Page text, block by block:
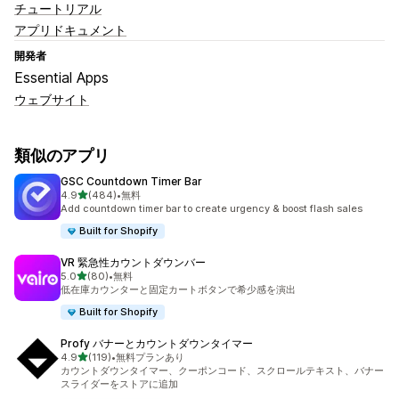
チュートリアル
アプリドキュメント
開発者
Essential Apps
ウェブサイト
類似のアプリ
GSC Countdown Timer Bar
4.95つ星中
(484)
合計レビュー数：484件
•無料
Add countdown timer bar to create urgency & boost flash sales
Built for Shopify
VR 緊急性カウントダウンバー
5.05つ星中
(80)
合計レビュー数：80件
•無料
低在庫カウンターと固定カートボタンで希少感を演出
Built for Shopify
Profy バナーとカウントダウンタイマー
4.95つ星中
(119)
合計レビュー数：119件
•無料プランあり
カウントダウンタイマー、クーポンコード、スクロールテキスト、バナー
スライダーをストアに追加